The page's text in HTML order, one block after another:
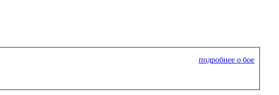
подробнее о бое